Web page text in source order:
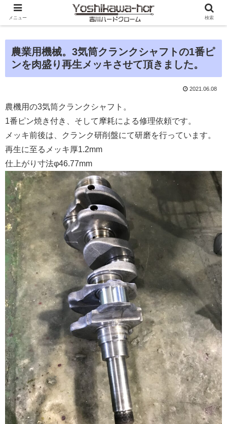
農業用機械。3気筒クランクシャフトの1番ピ
ンを肉盛り再生メッキさせて頂きました。
2021.06.08
農機用の3気筒クランクシャフト。
1番ピン焼き付き、そして摩耗による修理依頼です。
メッキ前後は、クランク研削盤にて研磨を行っています。
再生に至るメッキ厚1.2mm
仕上がり寸法φ46.77mm
メニュー 検索